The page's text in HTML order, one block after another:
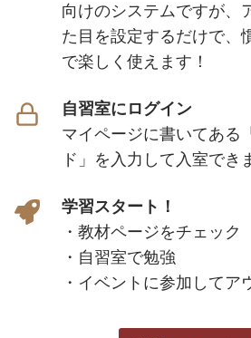
向けのシステムですが、
た目を設定するだけで、
で楽しく使えます！
自習室にログイン
マイページに書いてある
ド」を入力して入室でき
学習スタート！
・教材ページをチェック
・自習室で勉強
・イベントに参加してア